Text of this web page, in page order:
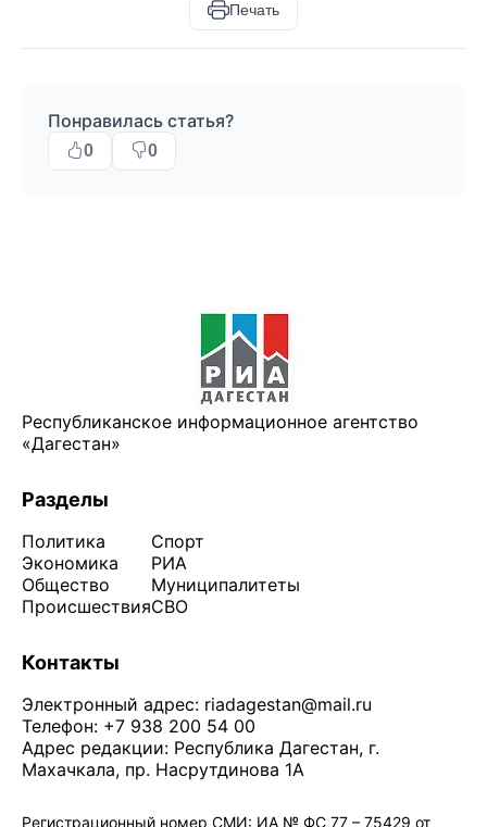
Печать
Понравилась статья?
0 0
Республиканское информационное агентство
«Дагестан»
Разделы
Политика
Экономика
Общество
Происшествия
Спорт
РИА
Муниципалитеты
СВО
Контакты
Электронный адрес: riadagestan@mail.ru
Телефон: +7 938 200 54 00
Адрес редакции: Республика Дагестан, г.
Махачкала, пр. Насрутдинова 1А
Регистрационный номер СМИ: ИА № ФС 77 – 75429 от